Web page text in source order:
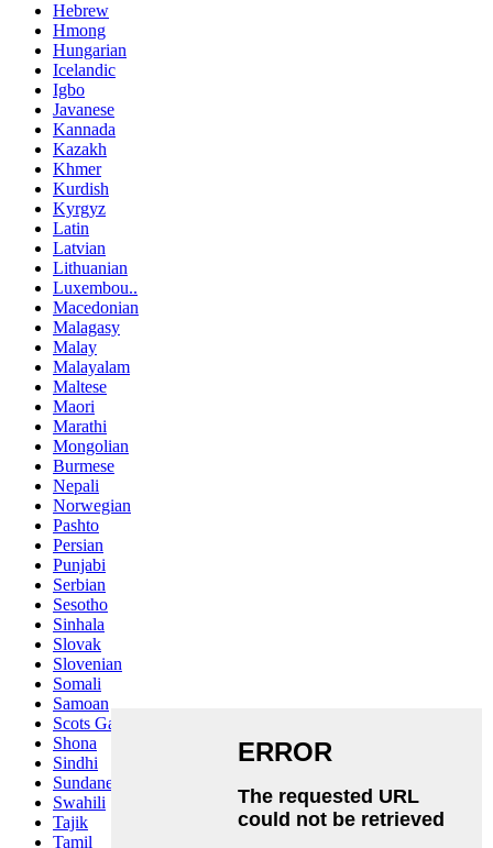
Hebrew
Hmong
Hungarian
Icelandic
Igbo
Javanese
Kannada
Kazakh
Khmer
Kurdish
Kyrgyz
Latin
Latvian
Lithuanian
Luxembou..
Macedonian
Malagasy
Malay
Malayalam
Maltese
Maori
Marathi
Mongolian
Burmese
Nepali
Norwegian
Pashto
Persian
Punjabi
Serbian
Sesotho
Sinhala
Slovak
Slovenian
Somali
Samoan
Scots Gaelic
Shona
Sindhi
Sundanese
Swahili
Tajik
Tamil